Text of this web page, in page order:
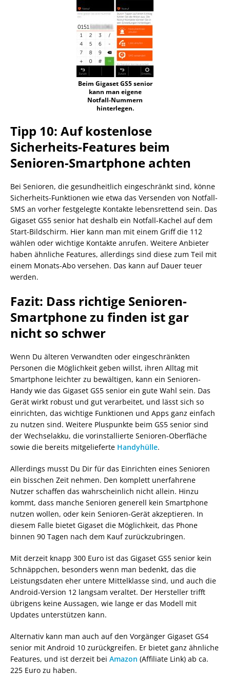
Beim Gigaset GS5 senior
kann man eigene
Notfall-Nummern
hinterlegen.
Tipp 10: Auf kostenlose
Sicherheits-Features beim
Senioren-Smartphone achten
Bei Senioren, die gesundheitlich eingeschränkt sind, könne
Sicherheits-Funktionen wie etwa das Versenden von Notfall-
SMS an vorher festgelegte Kontakte lebensrettend sein. Das
Gigaset GS5 senior hat deshalb ein Notfall-Kachel auf dem
Start-Bildschirm. Hier kann man mit einem Griff die 112
wählen oder wichtige Kontakte anrufen. Weitere Anbieter
haben ähnliche Features, allerdings sind diese zum Teil mit
einem Monats-Abo versehen. Das kann auf Dauer teuer
werden.
Fazit: Dass richtige Senioren-
Smartphone zu finden ist gar
nicht so schwer
Wenn Du älteren Verwandten oder eingeschränkten
Personen die Möglichkeit geben willst, ihren Alltag mit
Smartphone leichter zu bewältigen, kann ein Senioren-
Handy wie das Gigaset GS5 senior ein gute Wahl sein. Das
Gerät wirkt robust und gut verarbeitet, und lässt sich so
einrichten, das wichtige Funktionen und Apps ganz einfach
zu nutzen sind. Weitere Pluspunkte beim GS5 senior sind
der Wechselakku, die vorinstallierte Senioren-Oberfläche
sowie die bereits mitgelieferte Handyhülle.
Allerdings musst Du Dir für das Einrichten eines Senioren
ein bisschen Zeit nehmen. Den komplett unerfahrene
Nutzer schaffen das wahrscheinlich nicht allein. Hinzu
kommt, dass manche Senioren generell kein Smartphone
nutzen wollen, oder kein Senioren-Gerät akzeptieren. In
diesem Falle bietet Gigaset die Möglichkeit, das Phone
binnen 90 Tagen nach dem Kauf zurückzubringen.
Mit derzeit knapp 300 Euro ist das Gigaset GS5 senior kein
Schnäppchen, besonders wenn man bedenkt, das die
Leistungsdaten eher untere Mittelklasse sind, und auch die
Android-Version 12 langsam veraltet. Der Hersteller trifft
übrigens keine Aussagen, wie lange er das Modell mit
Updates unterstützen kann.
Alternativ kann man auch auf den Vorgänger Gigaset GS4
senior mit Android 10 zurückgreifen. Er bietet ganz ähnliche
Features, und ist derzeit bei Amazon (Affiliate Link) ab ca.
225 Euro zu haben.